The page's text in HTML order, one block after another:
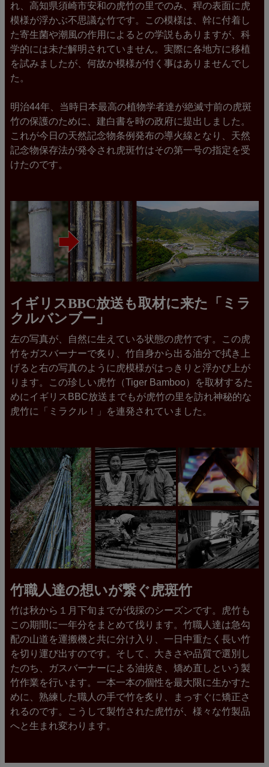
れ、高知県須崎市安和の虎竹の里でのみ、稈の表面に虎
模様が浮かぶ不思議な竹です。この模様は、幹に付着し
た寄生菌や潮風の作用によるとの学説もありますが、科
学的には未だ解明されていません。実際に各地方に移植
を試みましたが、何故か模様が付く事はありませんでし
た。
明治44年、当時日本最高の植物学者達が絶滅寸前の虎斑
竹の保護のために、建白書を時の政府に提出しました。
これが今日の天然記念物条例発布の導火線となり、天然
記念物保存法が発令され虎斑竹はその第一号の指定を受
けたのです。
イギリスBBC放送も取材に来た「ミラ
クルバンブー」
左の写真が、自然に生えている状態の虎竹です。この虎
竹をガスバーナーで炙り、竹自身から出る油分で拭き上
げると右の写真のように虎模様がはっきりと浮かび上が
ります。この珍しい虎竹（Tiger Bamboo）を取材するた
めにイギリスBBC放送までもが虎竹の里を訪れ神秘的な
虎竹に「ミラクル！」を連発されていました。
竹職人達の想いが繋ぐ虎斑竹
竹は秋から１月下旬までが伐採のシーズンです。虎竹も
この期間に一年分をまとめて伐ります。竹職人達は急勾
配の山道を運搬機と共に分け入り、一日中重たく長い竹
を切り運び出すのです。そして、大きさや品質で選別し
たのち、ガスバーナーによる油抜き、矯め直しという製
竹作業を行います。一本一本の個性を最大限に生かすた
めに、熟練した職人の手で竹を炙り、まっすぐに矯正さ
れるのです。こうして製竹された虎竹が、様々な竹製品
へと生まれ変わります。